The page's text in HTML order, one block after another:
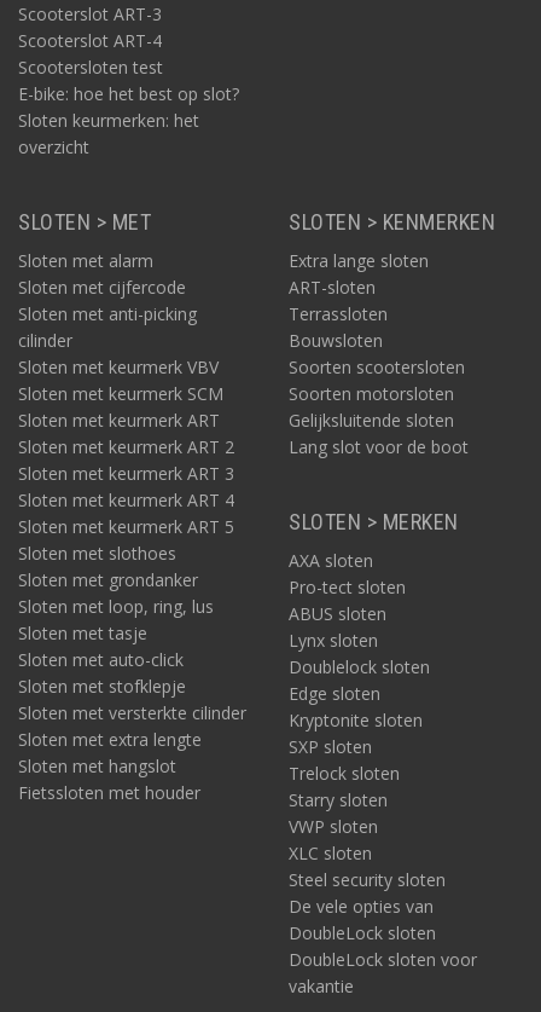
Scooterslot ART-3
Scooterslot ART-4
Scootersloten test
E-bike: hoe het best op slot?
Sloten keurmerken: het
overzicht
SLOTEN > MET
Sloten met alarm
Sloten met cijfercode
Sloten met anti-picking
cilinder
Sloten met keurmerk VBV
Sloten met keurmerk SCM
Sloten met keurmerk ART
Sloten met keurmerk ART 2
Sloten met keurmerk ART 3
Sloten met keurmerk ART 4
Sloten met keurmerk ART 5
Sloten met slothoes
Sloten met grondanker
Sloten met loop, ring, lus
Sloten met tasje
Sloten met auto-click
Sloten met stofklepje
Sloten met versterkte cilinder
Sloten met extra lengte
Sloten met hangslot
Fietssloten met houder
SLOTEN > KENMERKEN
Extra lange sloten
ART-sloten
Terrassloten
Bouwsloten
Soorten scootersloten
Soorten motorsloten
Gelijksluitende sloten
Lang slot voor de boot
SLOTEN > MERKEN
AXA sloten
Pro-tect sloten
ABUS sloten
Lynx sloten
Doublelock sloten
Edge sloten
Kryptonite sloten
SXP sloten
Trelock sloten
Starry sloten
VWP sloten
XLC sloten
Steel security sloten
De vele opties van
DoubleLock sloten
DoubleLock sloten voor
vakantie